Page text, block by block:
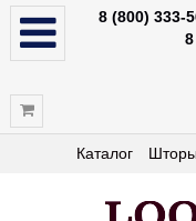
8 (800) 333-
Каталог Шторы